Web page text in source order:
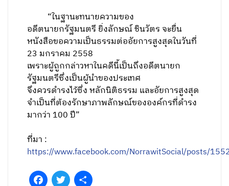
“ในฐานะทนายความของ
อดีตนายกรัฐมนตรี ยิ่งลักษณ์ ชินวัตร จะยื่น
หนังสือขอความเป็นธรรมต่ออัยการสูงสุดในวันที่
23 มกราคม 2558
เพราะผู้ถูกกล่าวหาในคดีนี้เป็นถึงอดีตนายก
รัฐมนตรีซึ่งเป็นผู้นำของประเทศ
จึงควรดำรงไว้ซึ่ง หลักนิติธรรม และอัยการสูงสุด
จำเป็นที่ต้องรักษาภาพลักษณ์ขององค์กรที่ดำรง
มากว่า 100 ปี”
ที่มา :
https://www.facebook.com/NorrawitSocial/posts/
FacebookTwitter